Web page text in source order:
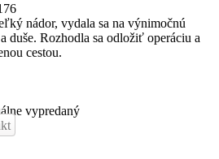
nádor, vydala sa na výnimočnú
duše. Rozhodla sa odložiť operáciu a
cestou.
vypredaný